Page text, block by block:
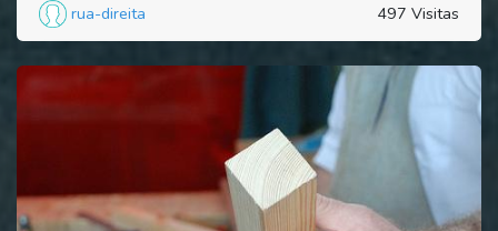
rua-direita 497 Visitas